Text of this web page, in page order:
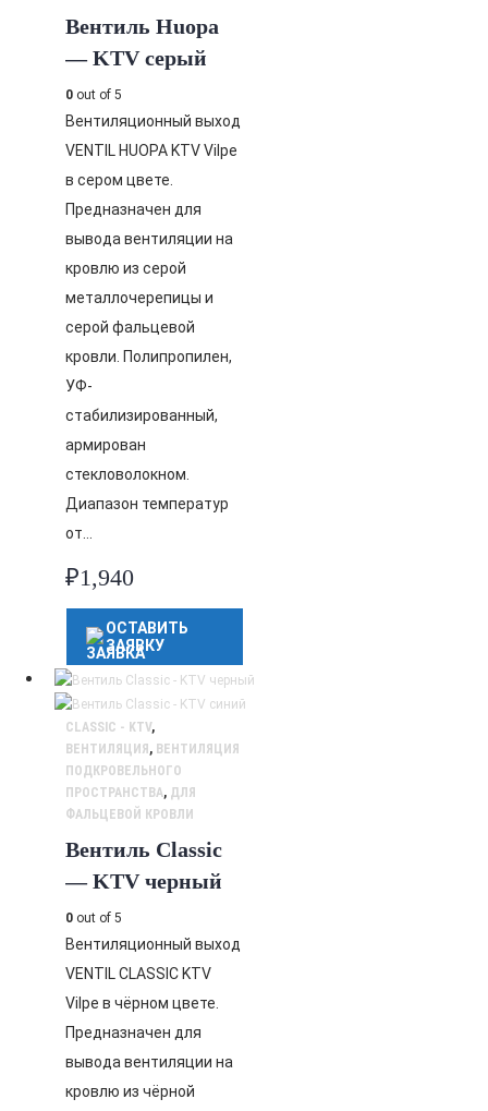
Вентиль Huopa
— KTV серый
0 out of 5
Вентиляционный выход
VENTIL HUOPA KTV Vilpe
в сером цвете.
Предназначен для
вывода вентиляции на
кровлю из серой
металлочерепицы и
серой фальцевой
кровли. Полипропилен,
УФ-
стабилизированный,
армирован
стекловолокном.
Диапазон температур
от…
₽1,940
ОСТАВИТЬ
ЗАЯВКУ
CLASSIC - KTV,
ВЕНТИЛЯЦИЯ , ВЕНТИЛЯЦИЯ
ПОДКРОВЕЛЬНОГО
ПРОСТРАНСТВА, ДЛЯ
ФАЛЬЦЕВОЙ КРОВЛИ
Вентиль Classic
— KTV черный
0 out of 5
Вентиляционный выход
VENTIL CLASSIC KTV
Vilpe в чёрном цвете.
Предназначен для
вывода вентиляции на
кровлю из чёрной